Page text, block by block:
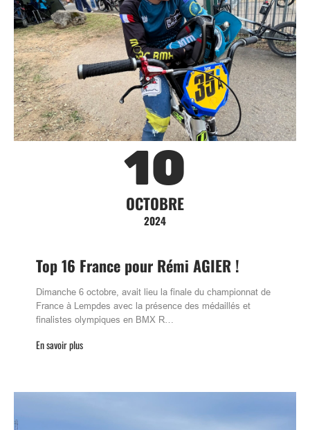
10
OCTOBRE
2024
Top 16 France pour Rémi AGIER !
Dimanche 6 octobre, avait lieu la finale du championnat de
France à Lempdes avec la présence des médaillés et
finalistes olympiques en BMX R…
En savoir plus